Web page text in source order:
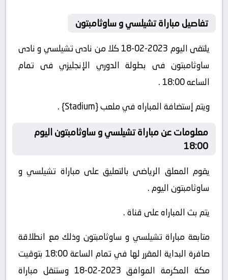
تفاصيل مباراة تشيلسي و ساوثامبتون
يلتقى اليوم 2023-02-18 كلا من نادى تشيلسي و نادى
ساوثامبتون فى بطولة الدوري الإنجليزي فى تمام
الساعه 18:00 .
ويتم إستضافة المباراه في ملعب {Stadium} .
معلومات عن مباراة تشيلسي و ساوثامبتون اليوم
18:00
يقوم المعلق الرياضى بالتعليق على مباراة تشيلسي و
ساوثامبتون اليوم .
يتم بث المباراه على قناة .
متابعة مباراة تشيلسي و ساوثامبتون وذلك مع انطلاقة
صافرة البداية المقرر لها في تمام الساعة 18:00 بتوقيت
مكة المكرمة الموافق 2023-02-18 وستنقل مباراة